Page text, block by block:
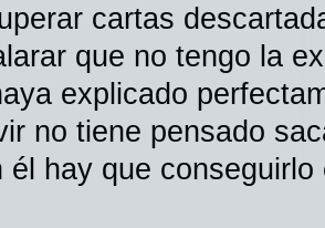
cartas
que no tengo la
explicado
no tiene pensado
él hay que conseguirlo